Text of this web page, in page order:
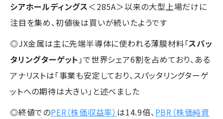
シアホールディングス＜285A＞以来の大型上場だけに
注目を集め、初値後は買いが続いたようです
◎JX金属は主に先端半導体に使われる薄膜材料「スパッ
タリングターゲット 」で世界シェア6割を占めており、ある
アナリストは「事業も安定しており、スパッタリングターゲ
ットへの期待は大きい」と述べました
◎終値でのPER（株価収益率） は14.9倍、PBR（株価純資